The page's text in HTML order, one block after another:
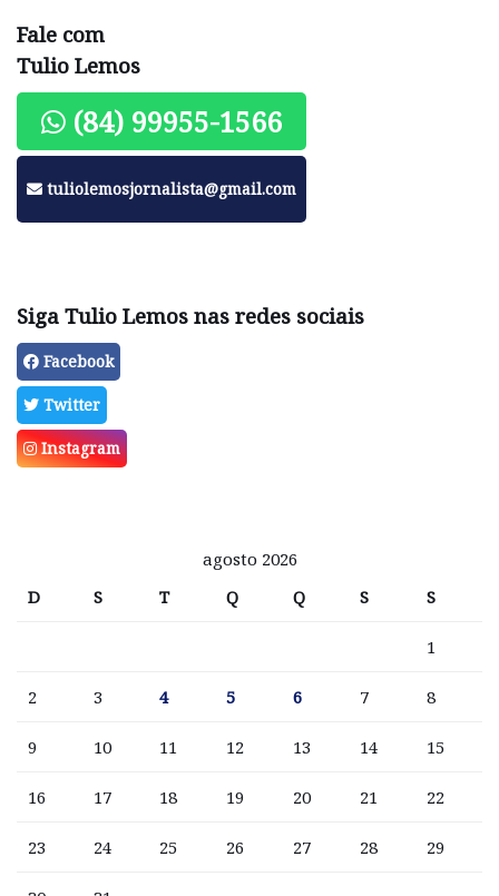
Fale com
Tulio Lemos
(84) 99955-1566
tuliolemosjornalista@gmail.com
Siga Tulio Lemos nas redes sociais
Facebook
Twitter
Instagram
agosto 2026
D
S T Q Q S S
1
2 3 4 5 6 7 8
9 10 11 12 13 14 15
16 17 18 19 20 21 22
23 24 25 26 27 28 29